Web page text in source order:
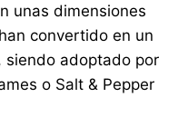
unas dimensiones
convertido en un
siendo adoptado por
o Salt & Pepper